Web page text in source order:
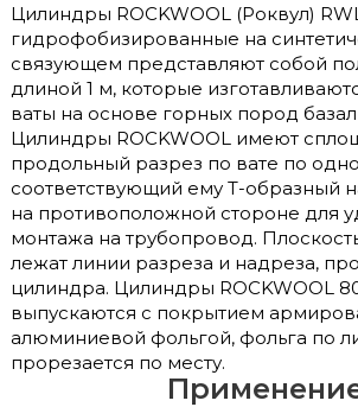
Цилиндры ROCKWOOL (Роквул)
гидрофобизированные на
связующем представляют собой
длиной 1 м, которые
ваты на основе горных пород
Цилиндры ROCKWOOL имеют
продольный разрез по вате по
соответствующий ему Т-образный
на противоположной стороне для
монтажа на трубопровод.
лежат линии разреза и надреза,
цилиндра. Цилиндры ROCKWOOL
выпускаются с покрытием
алюминиевой фольгой, фольга по
прорезается по месту.